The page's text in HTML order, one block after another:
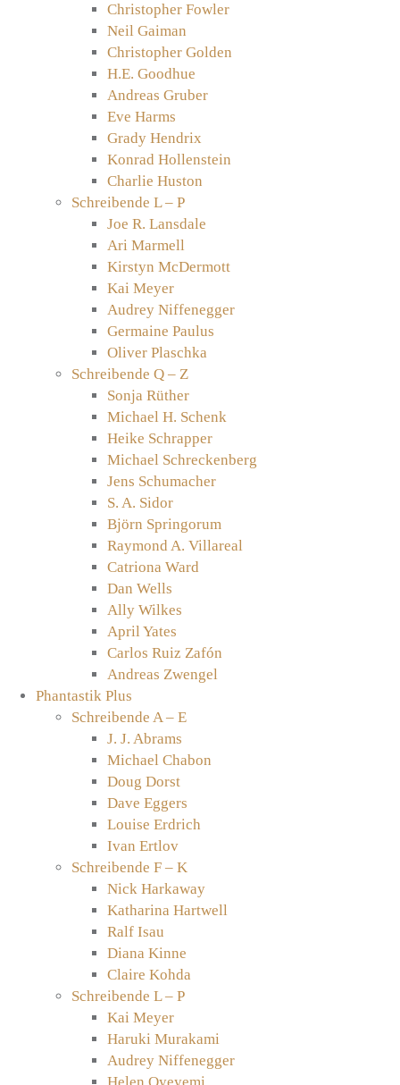
Christopher Fowler
Neil Gaiman
Christopher Golden
H.E. Goodhue
Andreas Gruber
Eve Harms
Grady Hendrix
Konrad Hollenstein
Charlie Huston
Schreibende L – P
Joe R. Lansdale
Ari Marmell
Kirstyn McDermott
Kai Meyer
Audrey Niffenegger
Germaine Paulus
Oliver Plaschka
Schreibende Q – Z
Sonja Rüther
Michael H. Schenk
Heike Schrapper
Michael Schreckenberg
Jens Schumacher
S. A. Sidor
Björn Springorum
Raymond A. Villareal
Catriona Ward
Dan Wells
Ally Wilkes
April Yates
Carlos Ruiz Zafón
Andreas Zwengel
Phantastik Plus
Schreibende A – E
J. J. Abrams
Michael Chabon
Doug Dorst
Dave Eggers
Louise Erdrich
Ivan Ertlov
Schreibende F – K
Nick Harkaway
Katharina Hartwell
Ralf Isau
Diana Kinne
Claire Kohda
Schreibende L – P
Kai Meyer
Haruki Murakami
Audrey Niffenegger